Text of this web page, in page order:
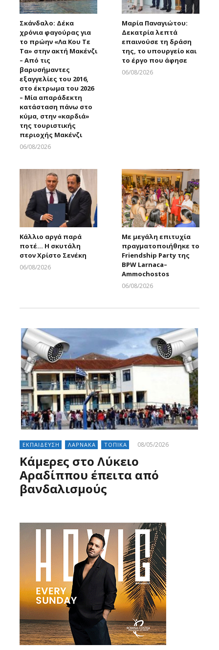
Σκάνδαλο: Δέκα
χρόνια φαγούρας για
το πρώην «Λα Κου Τε
Τα» στην ακτή Μακένζι
– Από τις
βαρυσήμαντες
εξαγγελίες του 2016,
στο έκτρωμα του 2026
– Μία απαράδεκτη
κατάσταση πάνω στο
κύμα, στην «καρδιά»
της τουριστικής
περιοχής Μακένζι
06/08/2026
Μαρία Παναγιώτου:
Δεκατρία λεπτά
επαινούσε τη δράση
της, το υπουργείο και
το έργο που άφησε
06/08/2026
Κάλλιο αργά παρά
ποτέ… Η σκυτάλη
στον Χρίστο Σενέκη
06/08/2026
Με μεγάλη επιτυχία
πραγματοποιήθηκε το
Friendship Party της
BPW Larnaca–
Ammochostos
06/08/2026
ΕΚΠΑΙΔΕΥΣΗ ΛΑΡΝΑΚΑ ΤΟΠΙΚΑ 08/05/2026
Κάμερες στο Λύκειο
Αραδίππου έπειτα από
βανδαλισμούς